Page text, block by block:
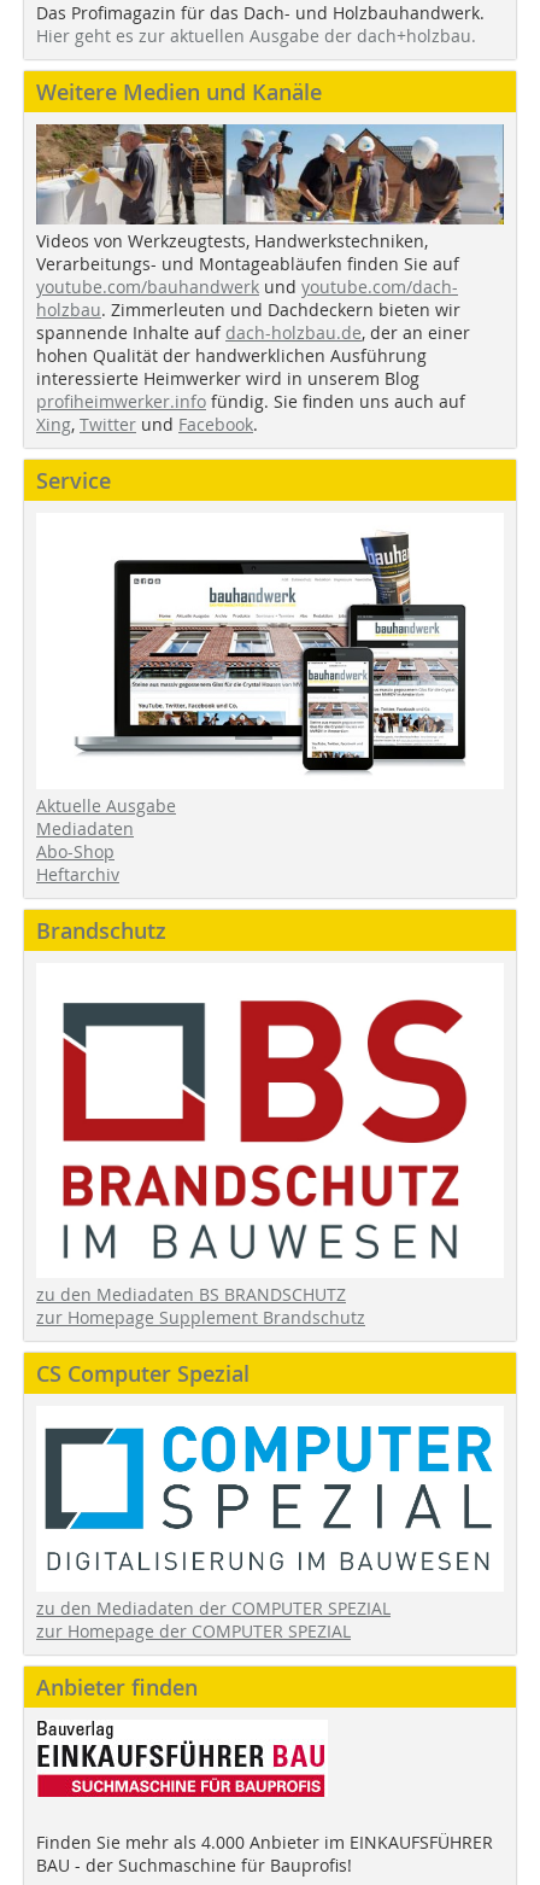
Das Profimagazin für das Dach- und Holzbauhandwerk.
Hier geht es zur aktuellen Ausgabe der dach+holzbau.
Weitere Medien und Kanäle
Videos von Werkzeugtests, Handwerkstechniken,
Verarbeitungs- und Montageabläufen finden Sie auf
youtube.com/bauhandwerk und youtube.com/dach-
holzbau. Zimmerleuten und Dachdeckern bieten wir
spannende Inhalte auf dach-holzbau.de, der an einer
hohen Qualität der handwerklichen Ausführung
interessierte Heimwerker wird in unserem Blog
profiheimwerker.info fündig. Sie finden uns auch auf
Xing, Twitter und Facebook.
Service
Aktuelle Ausgabe
Mediadaten
Abo-Shop
Heftarchiv
Brandschutz
zu den Mediadaten BS BRANDSCHUTZ
zur Homepage Supplement Brandschutz
CS Computer Spezial
zu den Mediadaten der COMPUTER SPEZIAL
zur Homepage der COMPUTER SPEZIAL
Anbieter finden
Finden Sie mehr als 4.000 Anbieter im EINKAUFSFÜHRER
BAU - der Suchmaschine für Bauprofis!